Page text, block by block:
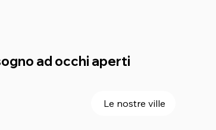
ad occhi aperti
Le nostre ville